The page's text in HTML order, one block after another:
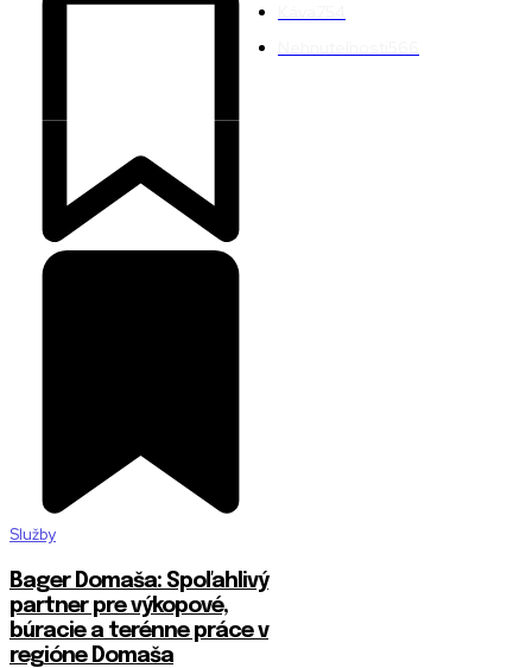
Služby
Bager Domaša: Spoľahlivý
partner pre výkopové,
búracie a terénne práce v
regióne Domaša